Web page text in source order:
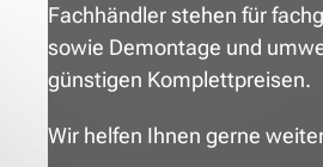
Fachhändler stehen für
sowie Demontage und
günstigen Komplettpreisen.
Wir helfen Ihnen gerne